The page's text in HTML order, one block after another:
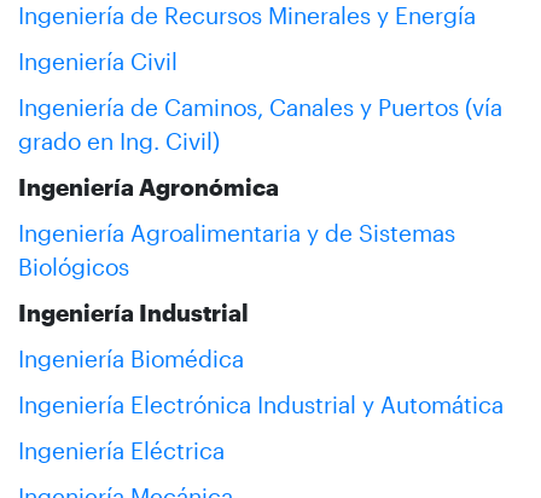
Ingeniería de Recursos Minerales y Energía
Ingeniería Civil
Ingeniería de Caminos, Canales y Puertos (vía
grado en Ing. Civil)
Ingeniería Agronómica
Ingeniería Agroalimentaria y de Sistemas
Biológicos
Ingeniería Industrial
Ingeniería Biomédica
Ingeniería Electrónica Industrial y Automática
Ingeniería Eléctrica